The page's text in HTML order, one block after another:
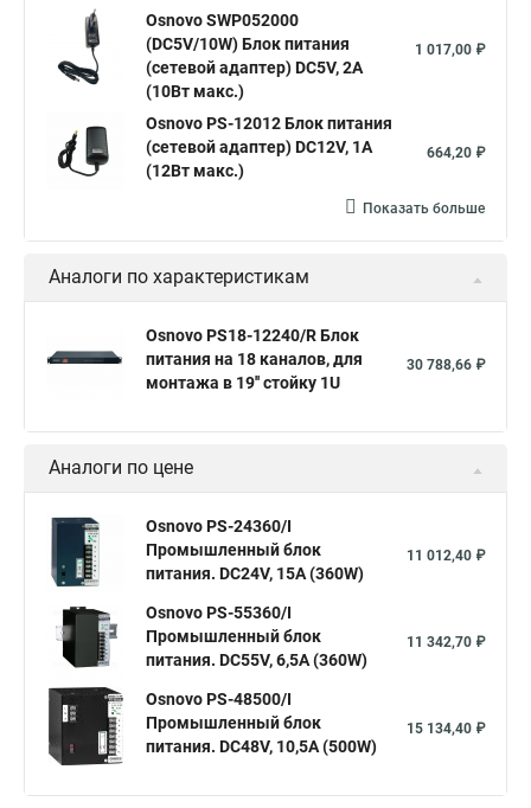
Osnovo SWP052000
(DC5V/10W) Блок питания
(сетевой адаптер) DC5V, 2A
(10Вт макс.)
1 017,00 ₽
Osnovo PS-12012 Блок питания
(сетевой адаптер) DC12V, 1A
(12Вт макс.)
664,20 ₽
Показать больше
Аналоги по характеристикам
Osnovo PS18-12240/R Блок
питания на 18 каналов, для
монтажа в 19'' стойку 1U
30 788,66 ₽
Аналоги по цене
Osnovo PS-24360/I
Промышленный блок
питания. DC24V, 15A (360W)
11 012,40 ₽
Osnovo PS-55360/I
Промышленный блок
питания. DC55V, 6,5A (360W)
11 342,70 ₽
Osnovo PS-48500/I
Промышленный блок
питания. DC48V, 10,5A (500W)
15 134,40 ₽